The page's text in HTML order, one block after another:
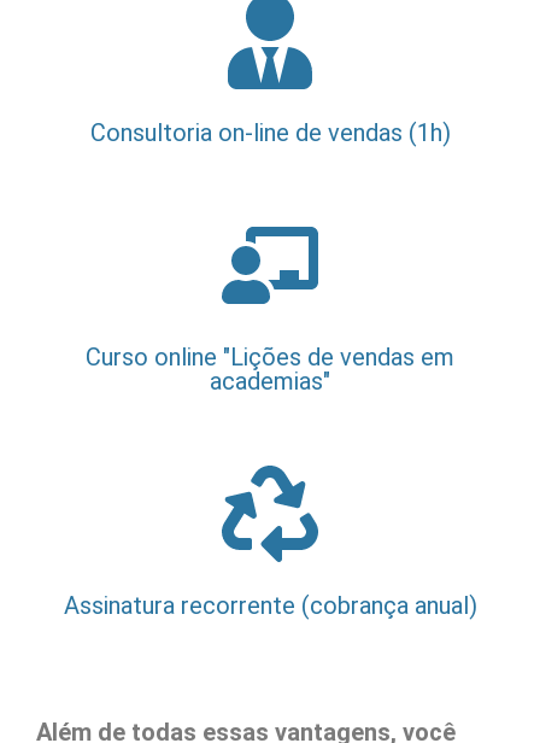
Consultoria on-line de vendas (1h)
Curso online "Lições de vendas em
academias"
Assinatura recorrente (cobrança anual)
Além de todas essas vantagens, você